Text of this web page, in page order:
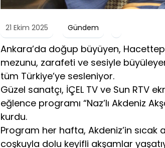
21 Ekim 2025 Gündem
Ankara’da doğup büyüyen,
mezunu, zarafeti ve sesiyle
tüm Türkiye’ye sesleniyor.
Güzel sanatçı, İÇEL TV ve Sun RTV
eğlence programı “Naz’lı Akdeniz
kurdu.
Program her hafta, Akdeniz’in
coşkuyla dolu keyifli akşamlar